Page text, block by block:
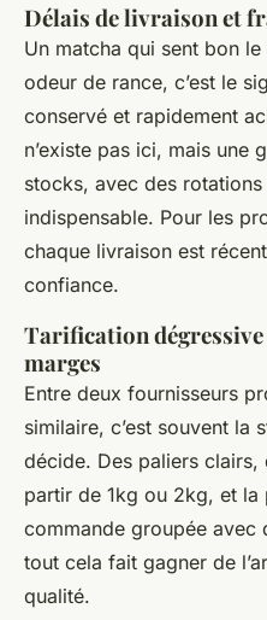
Délais de livraison et
Un matcha qui sent bon
odeur de rance, c’est le
conservé et rapidement
n’existe pas ici, mais une
stocks, avec des
indispensable. Pour les
chaque livraison est
confiance.
Tarification
marges
Entre deux fournisseurs
similaire, c’est souvent la
décide. Des paliers
partir de 1kg ou 2kg, et la
commande groupée avec
tout cela fait gagner de
qualité.